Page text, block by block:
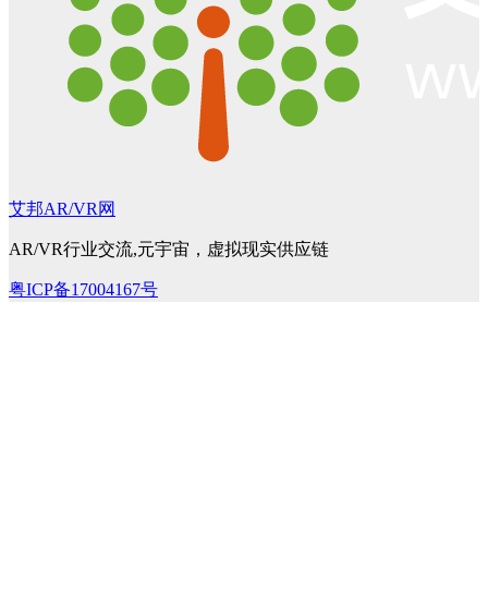
艾邦AR/VR网
AR/VR行业交流,元宇宙，虚拟现实供应链
粤ICP备17004167号